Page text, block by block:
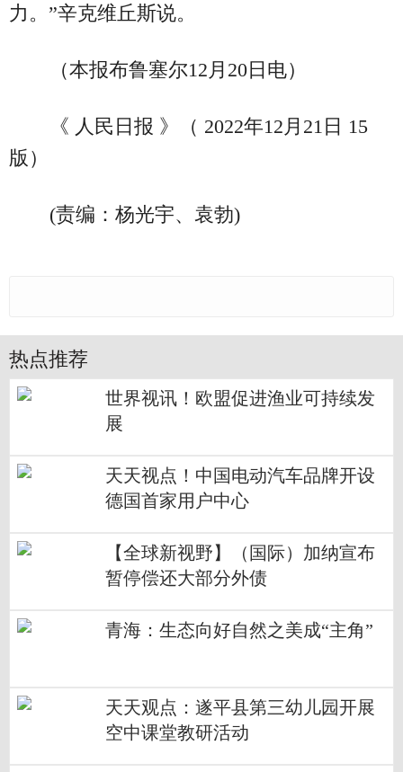
力。”辛克维丘斯说。
（本报布鲁塞尔12月20日电）
《 人民日报 》（ 2022年12月21日 15
版）
(责编：杨光宇、袁勃)
热点推荐
世界视讯！欧盟促进渔业可持续发
展
天天视点！中国电动汽车品牌开设
德国首家用户中心
【全球新视野】（国际）加纳宣布
暂停偿还大部分外债
青海：生态向好自然之美成“主角”
天天观点：遂平县第三幼儿园开展
空中课堂教研活动